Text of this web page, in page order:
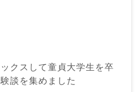
クスして童貞大学生を卒
談を集めました